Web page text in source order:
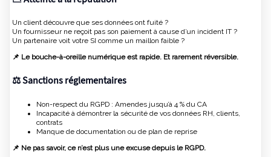
Un client découvre que ses données ont fuité ?
Un fournisseur ne reçoit pas son paiement à cause d’un incident IT ?
Un partenaire voit votre SI comme un maillon faible ?
📌 Le bouche-à-oreille numérique est rapide. Et rarement réversible.
⚖️ Sanctions réglementaires
Non-respect du RGPD : Amendes jusqu’à 4 % du CA
Incapacité à démontrer la sécurité de vos données RH, clients,
contrats
Manque de documentation ou de plan de reprise
📌 Ne pas savoir, ce n’est plus une excuse depuis le RGPD.